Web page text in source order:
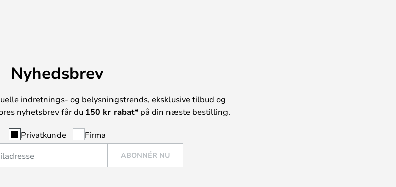
Nyhedsbrev
indretnings- og belysningstrends, eksklusive tilbud og
nyhetsbrev får du 150 kr rabat*på din næste bestilling.
Privatkunde Firma
ABONNÉR NU